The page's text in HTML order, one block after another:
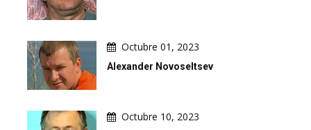
Octubre 01, 2023
Alexander Novoseltsev
Octubre 10, 2023